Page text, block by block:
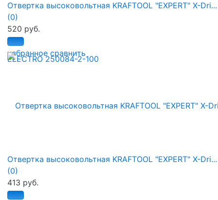
избранное сравнить
Отвертка высоковольтная KRAFTOOL "EXPERT" X-Dri...
(0)
520 руб.
Отвертка высоковольтная KRAFTOOL "EXPERT" X-Dri...
(0)
413 руб.